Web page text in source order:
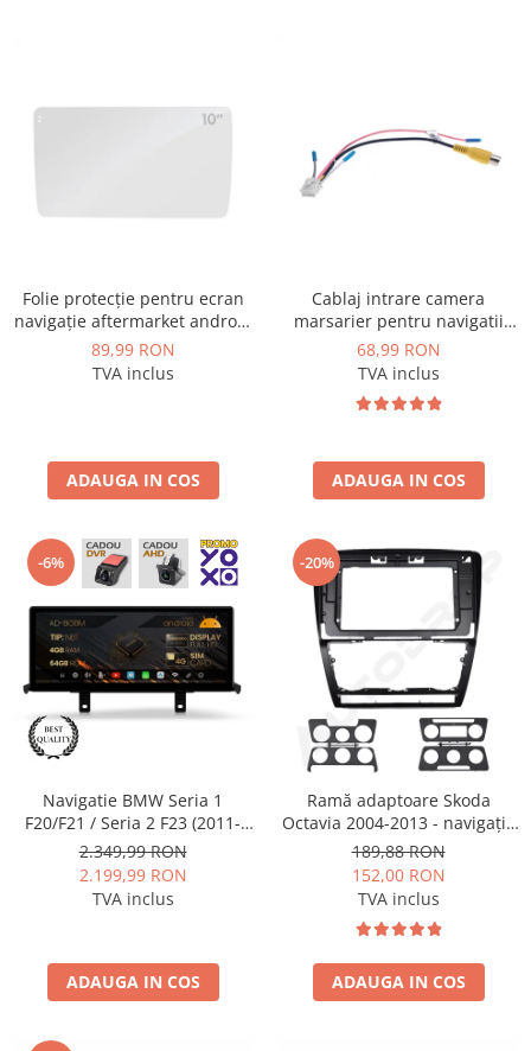
Folie protecție pentru ecran
navigație aftermarket android
10.1 inch - AD-BGCF10
89,99 RON
TVA inclus
ADAUGA IN COS
Cablaj intrare camera
marsarier pentru navigatii
Android - AD-BGCCAM1
68,99 RON
TVA inclus
ADAUGA IN COS
-6%
Navigatie BMW Seria 1
F20/F21 / Seria 2 F23 (2011-
2016), Varianta NBT, Android
13, BM-Octacore / 4GB RAM +
64GB ROM, 12.3" Inch - AD-
BGBM12004NB+AD-
2.349,99 RON
2.199,99 RON
TVA inclus
ADAUGA IN COS
-20%
Ramă adaptoare Skoda
Octavia 2004-2013 - navigație
Android 10.1″, montaj dedicat
189,88 RON
152,00 RON
TVA inclus
ADAUGA IN COS